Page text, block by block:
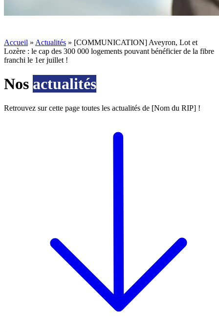
Accueil » Actualités » [COMMUNICATION] Aveyron, Lot et
Lozère : le cap des 300 000 logements pouvant bénéficier de la fibre
franchi le 1er juillet !
Nos actualités
Retrouvez sur cette page toutes les actualités de [Nom du RIP] !